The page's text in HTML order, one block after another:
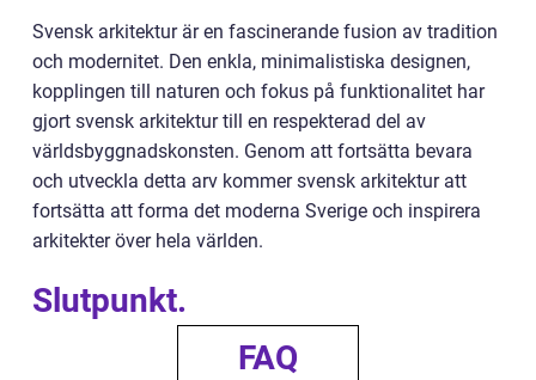
Svensk arkitektur är en fascinerande fusion av tradition
och modernitet. Den enkla, minimalistiska designen,
kopplingen till naturen och fokus på funktionalitet har
gjort svensk arkitektur till en respekterad del av
världsbyggnadskonsten. Genom att fortsätta bevara
och utveckla detta arv kommer svensk arkitektur att
fortsätta att forma det moderna Sverige och inspirera
arkitekter över hela världen.
Slutpunkt.
FAQ